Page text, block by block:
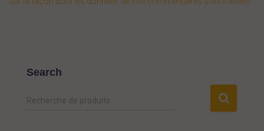
Search
RRecherche de produits…